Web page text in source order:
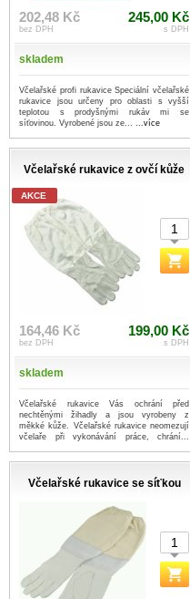
202,48 Kč
bez DPH
245,00 Kč
s DPH
skladem
Včelařské profi rukavice Speciální včelařské
rukavice jsou určeny pro oblasti s vyšší
teplotou s prodyšnými rukáv mi se
síťovinou. Vyrobené jsou ze... ...více
Včelařské rukavice z ovčí kůže
AKCE
164,46 Kč
bez DPH
199,00 Kč
s DPH
skladem
Včelařské rukavice Vás ochrání před
nechtěnými žihadly a jsou vyrobeny z
měkké kůže. Včelařské rukavice neomezují
včelaře při vykonávání práce, chrání...
Včelařské rukavice se síťkou